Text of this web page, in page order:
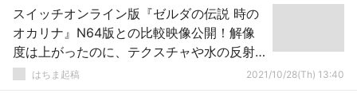
スイッチオンライン版『ゼルダの伝説 時の
オカリナ』N64版との比較映像公開！解像
度は上がったのに、テクスチャや水の反射
などが劣化してしまう…
はちま起稿 2021/10/28(Th) 13:40